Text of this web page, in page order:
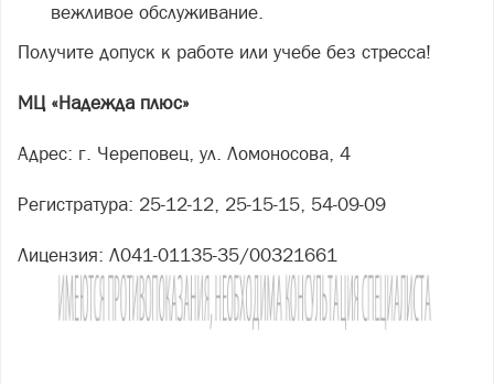
вежливое обслуживание.
Получите допуск к работе или учебе без стресса!
МЦ «Надежда плюс»
Адрес: г. Череповец, ул. Ломоносова, 4
Регистратура: 25-12-12, 25-15-15, 54-09-09
Лицензия: Л041-01135-35/00321661